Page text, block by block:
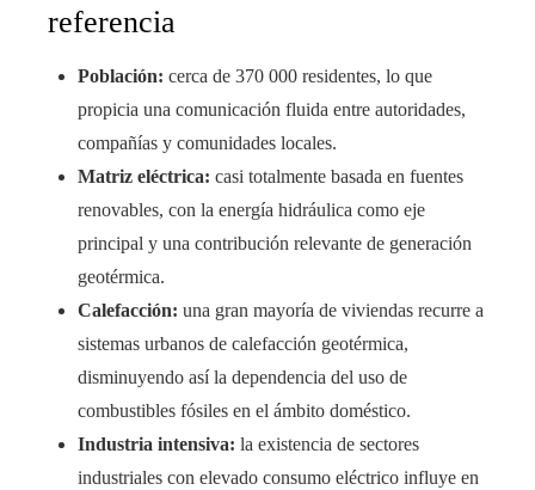
referencia
Población: cerca de 370 000 residentes, lo que
propicia una comunicación fluida entre autoridades,
compañías y comunidades locales.
Matriz eléctrica: casi totalmente basada en fuentes
renovables, con la energía hidráulica como eje
principal y una contribución relevante de generación
geotérmica.
Calefacción: una gran mayoría de viviendas recurre a
sistemas urbanos de calefacción geotérmica,
disminuyendo así la dependencia del uso de
combustibles fósiles en el ámbito doméstico.
Industria intensiva: la existencia de sectores
industriales con elevado consumo eléctrico influye en